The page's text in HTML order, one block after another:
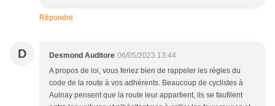
Répondre
D Desmond Auditore 06/05/2023 13:44
A propos de loi, vous feriez bien de rappeler les règles du
code de la route à vos adhérents. Beaucoup de cyclistes à
Aulnay pensent que la route leur appartient, ils se faufilent